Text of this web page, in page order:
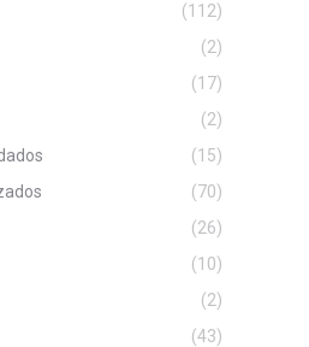
(112)
(2)
(17)
(2)
(15)
(70)
(26)
(10)
(2)
(43)